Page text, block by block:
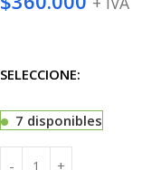
SELECCIONE:
7 disponibles